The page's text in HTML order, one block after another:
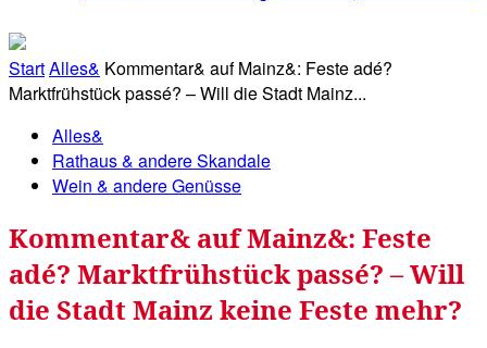
StartAlles& Kommentar& auf Mainz&: Feste adé?
Marktfrühstück passé? – Will die Stadt Mainz...
Alles&
Rathaus & andere Skandale
Wein & andere Genüsse
Kommentar& auf Mainz&: Feste
adé? Marktfrühstück passé? – Will
die Stadt Mainz keine Feste mehr?